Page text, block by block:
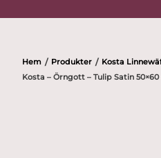
Hem / Produkter / Kosta
Kosta – Örngott – Tulip Satin